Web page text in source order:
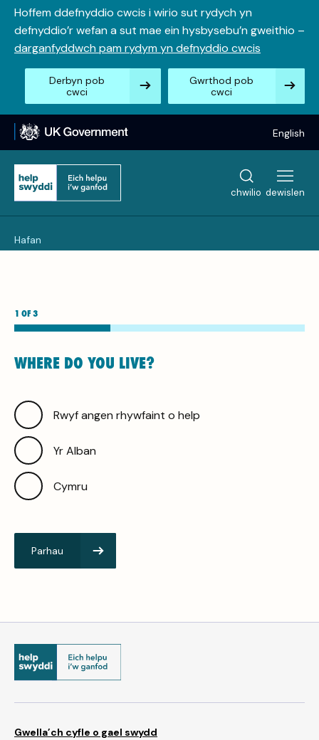
Neidio
cynnwys
Hoffem ddefnyddio cwcis i wirio sut rydych yn
defnyddio’r wefan a sut mae ein hysbysebu’n gweithio –
darganfyddwch pam rydym yn defnyddio cwcis
Derbyn pob
cwci
Gwrthod pob
cwci
English
chwilio dewislen
Hafan
WHERE DO YOU LIVE?
1 OF 3
Rwyf angen rhywfaint o help
Yr Alban
Cymru
Parhau
Ewch
i’r
Gwella’ch cyfle o gael swydd